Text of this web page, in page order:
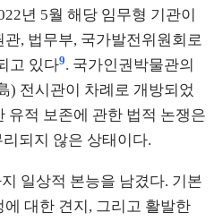
년 5월 해당 임무형 기관이
, 법무부, 국가발전위원회로
고 있다9. 국가인권박물관의
) 전시관이 차례로 개방되었
유적 보존에 관한 법적 논쟁은
되지 않은 상태이다.
일상적 본능을 남겼다. 기본
대한 견지, 그리고 활발한